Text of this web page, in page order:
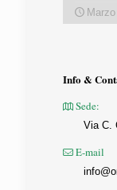
Info &
Sede:
Via C.
E-mail